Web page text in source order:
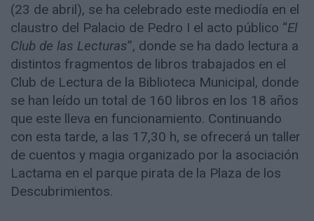
(23 de abril), se ha celebrado este mediodía en el
claustro del Palacio de Pedro I el acto público “El
Club de las Lecturas”, donde se ha dado lectura a
distintos fragmentos de libros trabajados en el
Club de Lectura de la Biblioteca Municipal, donde
se han leído un total de 160 libros en los 18 años
que este lleva en funcionamiento. Continuando
con esta tarde, a las 17,30 h, se ofrecerá un taller
de cuentos y magia organizado por la asociación
Lactama en el parque pirata de la Plaza de los
Descubrimientos.